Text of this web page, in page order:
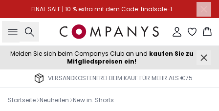
FINAL SALE | 10 % extra mit dem Code: finalsale-1
Suche Einloggen
Melden Sie sich beim Companys Club an und kaufen Sie zu
Mitgliedspreisen ein!
VERSANDKOSTENFREI BEIM KAUF FÜR MEHR ALS €75
Startseite Neuheiten New in: Shorts